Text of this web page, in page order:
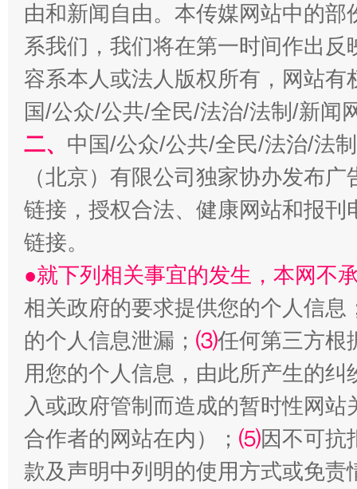
全民健身五年计划来了！等你上场
阿坝州三大球赛在茂县开幕 规模
国家大学科技园优化重塑工作
由和新闻自由。本传媒网站中的
系我们，我们将在第一时间作出
容系本人或法人版权所有，网站
国/公众/公共/全民/法治/法制/新闻
二、 中国/公众/公共/全民/法治/法
（北京）有限公司独家协办发布
链接，授权合法、健康网站和报
链接。
●就下列相关事宜的发生，本网不
相关政府的要求提供您的个人信息
的个人信息泄漏； ⑶任何第三方根
用您的个人信息，由此所产生的纠
入或政府管制而造成的暂时性网
合作者的网站在内）； ⑸因不可抗
款及声明中列明的使用方式或免责